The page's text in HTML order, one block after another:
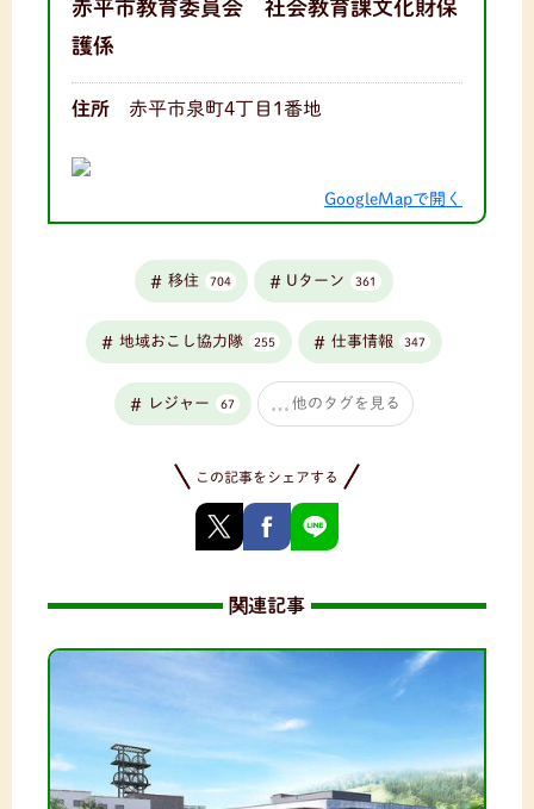
赤平市教育委員会 社会教育課文化財保
護係
住所 赤平市泉町4丁目1番地
GoogleMapで開く
移住 704 Uターン 361
地域おこし協力隊 255 仕事情報 347
レジャー 67 他のタグを見る
この記事をシェアする
関連記事